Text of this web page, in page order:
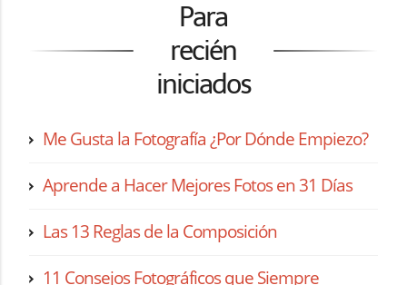
Para
recién
iniciados
Me Gusta la Fotografía ¿Por Dónde Empiezo?
Aprende a Hacer Mejores Fotos en 31 Días
Las 13 Reglas de la Composición
11 Consejos Fotográficos que Siempre